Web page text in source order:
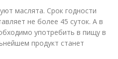
маслята. Срок годности
не более 45 суток. А в
употребить в пищу в
продукт станет